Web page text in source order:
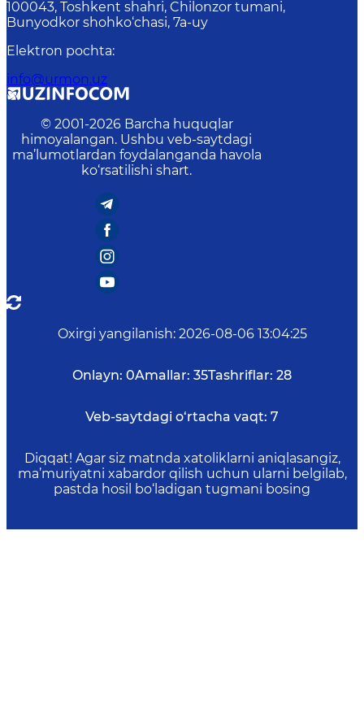
100043, Toshkent shahri, Chilonzor tumani,
Bunyodkor shohko‘chasi, 7a-uy
Elektron pochta:
info@urmon.uz
© 2001-2026 Barcha huquqlar
himoyalangan. Ushbu veb-saytdagi
ma’lumotlardan foydalanganda havola
ko‘rsatilishi shart.
Oxirgi yangilanish: 2026-08-06 13:04:25
Onlayn: 0Amallar: 35Tashriflar: 28
Veb-saytdagi o‘rtacha vaqt: 7
Diqqat! Agar siz matnda xatoliklarni aniqlasangiz,
ma’muriyatni xabardor qilish uchun ularni belgilab,
pastda hosil bo‘ladigan tugmani bosing